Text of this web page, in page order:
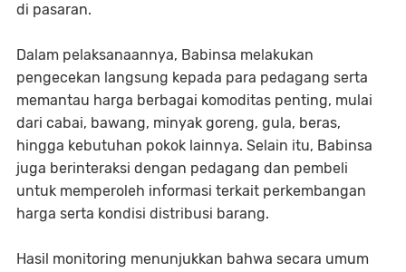
di pasaran.
Dalam pelaksanaannya, Babinsa melakukan
pengecekan langsung kepada para pedagang serta
memantau harga berbagai komoditas penting, mulai
dari cabai, bawang, minyak goreng, gula, beras,
hingga kebutuhan pokok lainnya. Selain itu, Babinsa
juga berinteraksi dengan pedagang dan pembeli
untuk memperoleh informasi terkait perkembangan
harga serta kondisi distribusi barang.
Hasil monitoring menunjukkan bahwa secara umum